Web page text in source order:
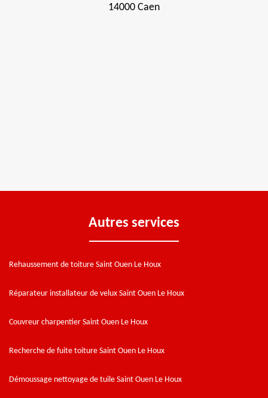
14000 Caen
Autres services
Rehaussement de toiture Saint Ouen Le Houx
Réparateur installateur de velux Saint Ouen Le Houx
Couvreur charpentier Saint Ouen Le Houx
Recherche de fuite toiture Saint Ouen Le Houx
Démoussage nettoyage de tuile Saint Ouen Le Houx